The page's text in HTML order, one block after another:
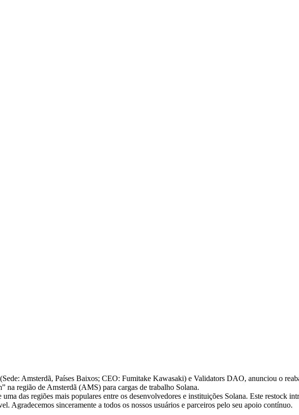
Amsterdã, Países Baixos; CEO: Fumitake Kawasaki) e Validators DAO, anunciou o
na região de Amsterdã (AMS) para cargas de trabalho Solana.
das regiões mais populares entre os desenvolvedores e instituições Solana. Este restock
Agradecemos sinceramente a todos os nossos usuários e parceiros pelo seu apoio contínuo.